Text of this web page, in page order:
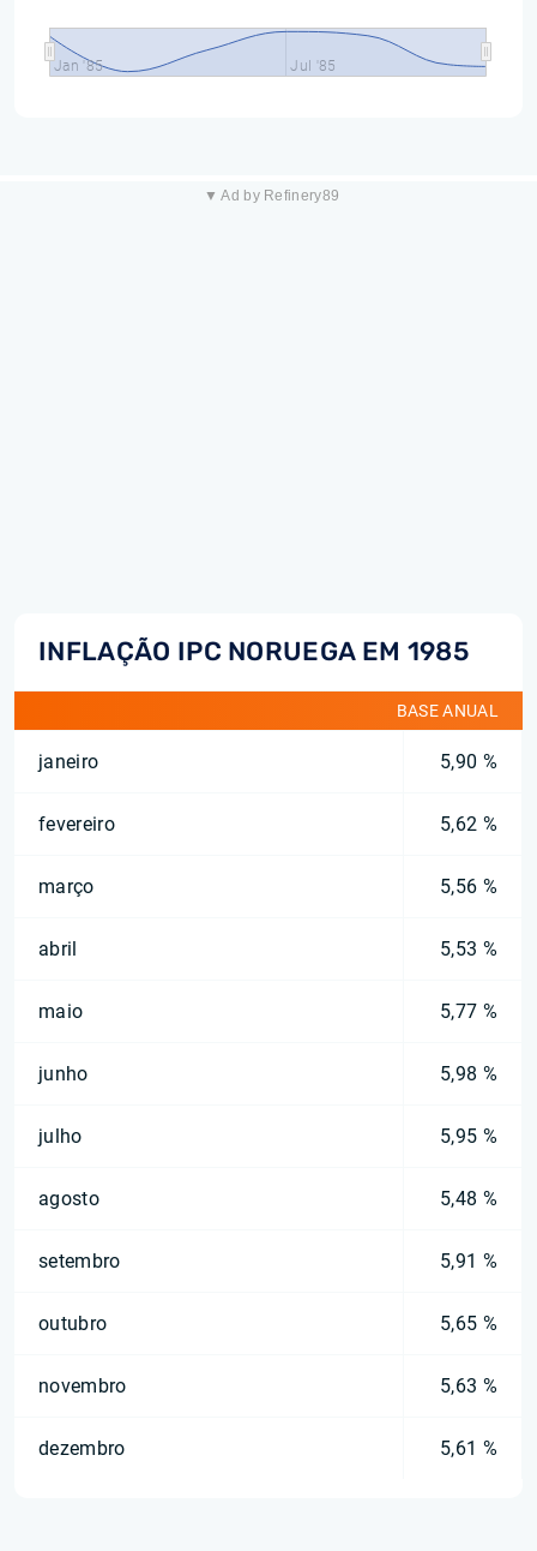
Jan '85 Jul '85
▼ Ad by Refinery89
INFLAÇÃO IPC NORUEGA EM 1985
BASE ANUAL
janeiro 5,90 %
fevereiro 5,62 %
março 5,56 %
abril 5,53 %
maio 5,77 %
junho 5,98 %
julho 5,95 %
agosto 5,48 %
setembro 5,91 %
outubro 5,65 %
novembro 5,63 %
dezembro 5,61 %